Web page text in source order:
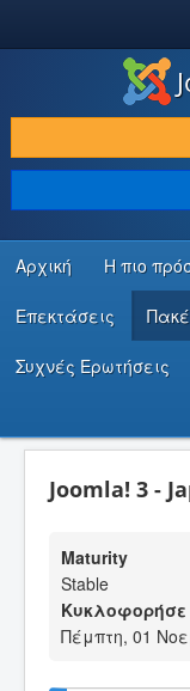
ΛΉΨΕΙΣ & ΕΠΕΚΤΆΣΕΙΣ
ΕΎΡΕΣΗ & ΜΆΘΗΣΗ
ΚΟΙΝΌΤΗΤΑ &
ΠΌΡΟΙ
Αρχική Η πιο
Επεκτάσεις
Συχνές Ερωτήσεις
Joomla! 3 -
Maturity
Stable
Κυκλοφορήσε
Πέμπτη, 01